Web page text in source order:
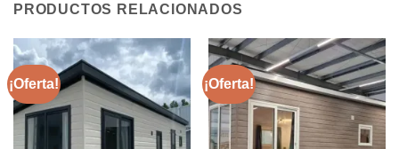
PRODUCTOS RELACIONADOS
¡Oferta! ¡Oferta!